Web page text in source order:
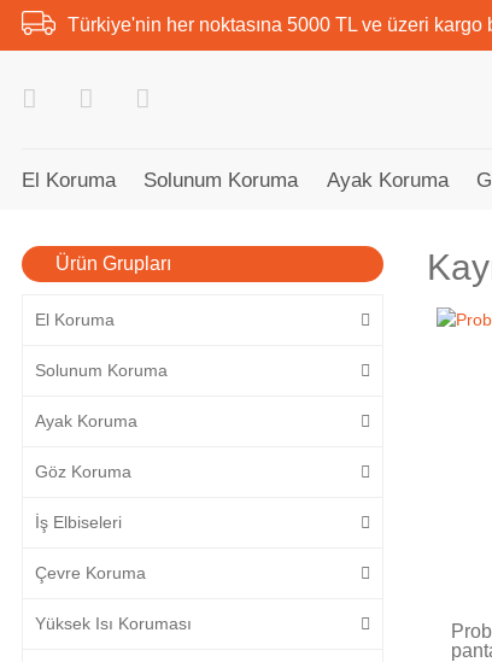
Türkiye'nin her noktasına 5000 TL ve üzeri kargo
El Koruma Solunum Koruma Ayak Koruma
Ürün Grupları
El Koruma
Solunum Koruma
Ayak Koruma
Göz Koruma
İş Elbiseleri
Çevre Koruma
Yüksek Isı Koruması